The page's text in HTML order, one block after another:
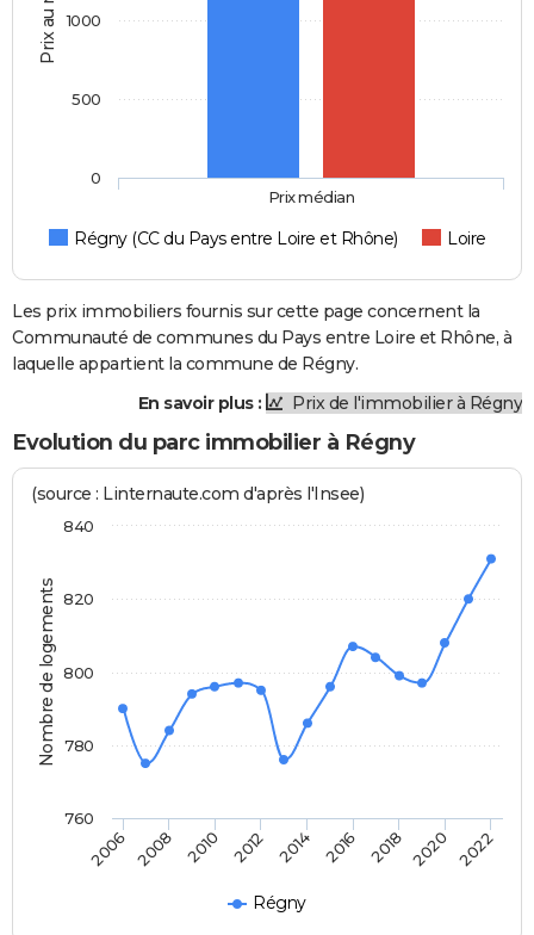
Prix au m2
Régny (CC du Pays entre Loire et Rhône) Loire
Prix médian
0
500
1000
Les prix immobiliers fournis sur cette page concernent la
Communauté de communes du Pays entre Loire et Rhône, à
laquelle appartient la commune de Régny.
En savoir plus :
Prix de l'immobilier à Régny
Evolution du parc immobilier à Régny
Nombre de logements
(source : Linternaute.com d'après l'Insee)
Régny
2006 2008 2010 2012 2014 2016 2018 2020 2022
760
780
800
820
840